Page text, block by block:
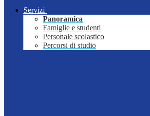
Servizi
Panoramica
Famiglie e studenti
Personale scolastico
Percorsi di studio